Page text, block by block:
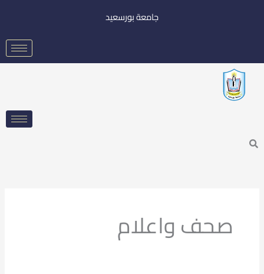
جامعة بورسعيد
Search
صحف واعلام